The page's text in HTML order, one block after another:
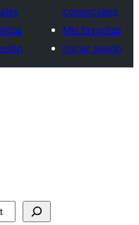
comerciales
Mis favoritos
Iniciar sesión